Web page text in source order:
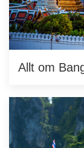
Allt om